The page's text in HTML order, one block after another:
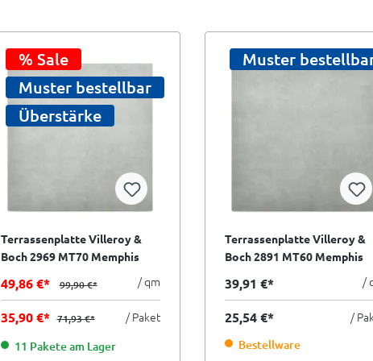
% Sale
Muster bestellbar
Überstärke
Terrassenplatte Villeroy &
Boch 2969 MT70 Memphis
60x60x3 cm I.Sorte
49,86 €* 99,90 €* / qm
35,90 €* 71,93 €* / Paket
11 Pakete am Lager
Muster
Terrassenplatte Villeroy &
Boch 2891 MT60 Memphis
80x80 cm I.Sorte
39,91 €* /
25,54 €* /
Bestellware